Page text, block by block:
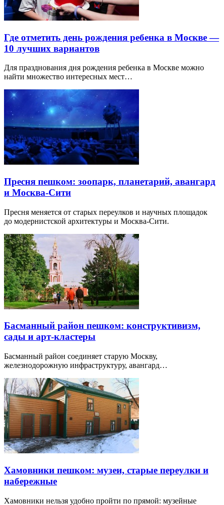
Где отметить день рождения ребенка в Москве —
10 лучших вариантов
Для празднования дня рождения ребенка в Москве можно
найти множество интересных мест…
Пресня пешком: зоопарк, планетарий, авангард
и Москва-Сити
Пресня меняется от старых переулков и научных площадок
до модернистской архитектуры и Москва-Сити.
Басманный район пешком: конструктивизм,
сады и арт-кластеры
Басманный район соединяет старую Москву,
железнодорожную инфраструктуру, авангард…
Хамовники пешком: музеи, старые переулки и
набережные
Хамовники нельзя удобно пройти по прямой: музейные